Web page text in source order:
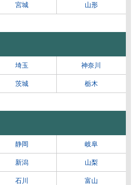
宮城 山形
埼玉 神奈川
茨城 栃木
静岡 岐阜
新潟 山梨
石川 富山